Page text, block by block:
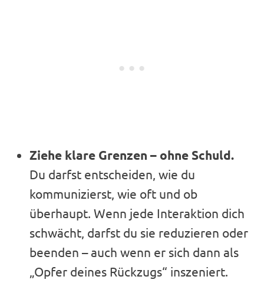
Ziehe klare Grenzen – ohne Schuld.
Du darfst entscheiden, wie du
kommunizierst, wie oft und ob
überhaupt. Wenn jede Interaktion dich
schwächt, darfst du sie reduzieren oder
beenden – auch wenn er sich dann als
„Opfer deines Rückzugs“ inszeniert.